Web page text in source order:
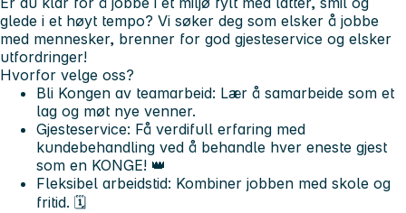
glede i et høyt tempo? Vi søker deg som elsker å jobbe
med mennesker, brenner for god gjesteservice og elsker
utfordringer!
Hvorfor velge oss?
Bli Kongen av teamarbeid: Lær å samarbeide som et
lag og møt nye venner.
Gjesteservice: Få verdifull erfaring med
kundebehandling ved å behandle hver eneste gjest
som en KONGE! 👑
Fleksibel arbeidstid: Kombiner jobben med skole og
fritid. 🗓️